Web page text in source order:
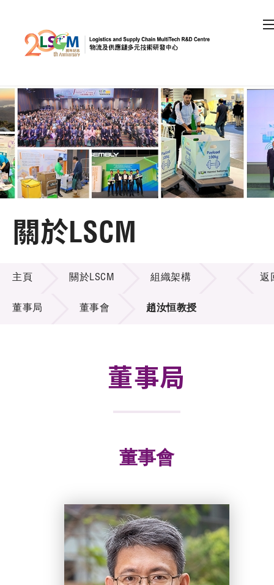
跳到內容（按回車鍵）
會員登入
A A A EN
主頁
機構簡介
組織架構
招標通告
關於LSCM
關於LSCM
主頁 關於LSCM 組織架構
董事局 董事會 趙汝恒教授
返
董事局
董事會